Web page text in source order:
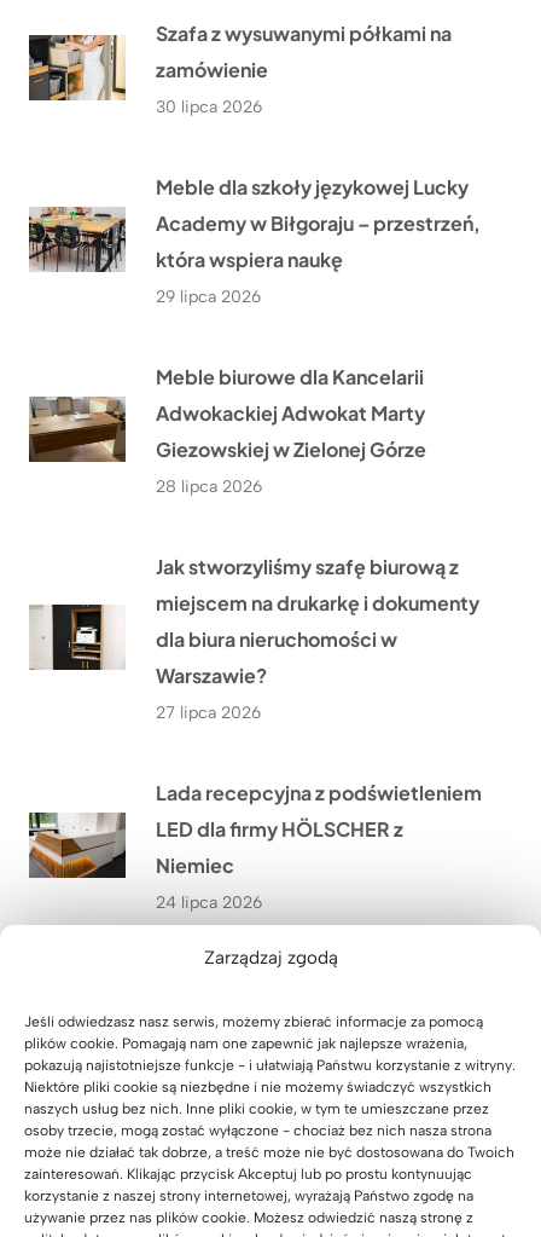
Zarządzaj zgodą
Jeśli odwiedzasz nasz serwis, możemy zbierać informacje za pomocą
plików cookie. Pomagają nam one zapewnić jak najlepsze wrażenia,
pokazują najistotniejsze funkcje - i ułatwiają Państwu korzystanie z witryny.
Niektóre pliki cookie są niezbędne i nie możemy świadczyć wszystkich
naszych usług bez nich. Inne pliki cookie, w tym te umieszczane przez
osoby trzecie, mogą zostać wyłączone - chociaż bez nich nasza strona
może nie działać tak dobrze, a treść może nie być dostosowana do Twoich
zainteresowań. Klikając przycisk Akceptuj lub po prostu kontynuując
korzystanie z naszej strony internetowej, wyrażają Państwo zgodę na
używanie przez nas plików cookie. Możesz odwiedzić naszą stronę z
Szafa z wysuwanymi półkami na
zamówienie
30 lipca 2026
Meble dla szkoły językowej Lucky
Academy w Biłgoraju – przestrzeń,
która wspiera naukę
29 lipca 2026
Meble biurowe dla Kancelarii
Adwokackiej Adwokat Marty
Giezowskiej w Zielonej Górze
28 lipca 2026
Jak stworzyliśmy szafę biurową z
miejscem na drukarkę i dokumenty
dla biura nieruchomości w
Warszawie?
27 lipca 2026
Lada recepcyjna z podświetleniem
LED dla firmy HÖLSCHER z
Niemiec
24 lipca 2026
SixPack Fitness w Przeworsku w
meble na wymiar?
22 lipca 2026
Jakie meble biurowe wykonaliśmy
w ramach modernizacji oddziału